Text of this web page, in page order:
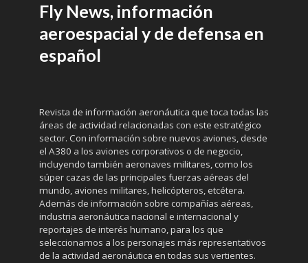
Fly News, información
aeroespacial y de defensa en
español
Revista de información aeronáutica que toca todas las
áreas de actividad relacionadas con este estratégico
sector. Con información sobre nuevos aviones, desde
el A380 a los aviones corporativos o de negocio,
incluyendo también aeronaves militares, como los
súper cazas de las principales fuerzas aéreas del
mundo, aviones militares, helicópteros, etcétera.
Además de información sobre compañías aéreas,
industria aeronáutica nacional e internacional y
reportajes de interés humano, para los que
seleccionamos a los personajes más representativos
de la actividad aeronáutica en todas sus vertientes.